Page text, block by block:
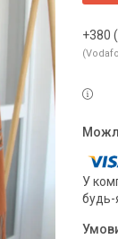
+380
У
будь-